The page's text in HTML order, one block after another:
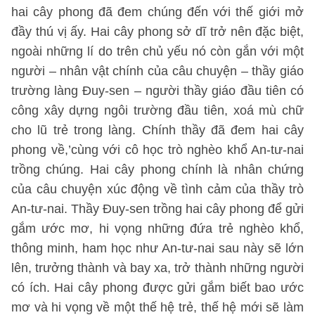
hai cây phong đã đem chúng đến với thế giới mở
đầy thú vị ấy. Hai cây phong sở dĩ trở nên đặc biệt,
ngoài những lí do trên chủ yếu nó còn gắn với một
người – nhân vật chính của câu chuyện – thầy giáo
trường làng Đuy-sen – người thầy giáo đầu tiên có
công xây dựng ngôi trường đầu tiên, xoá mù chữ
cho lũ trẻ trong làng. Chính thầy đã đem hai cây
phong về,’cùng với cô học trò nghèo khổ An-tư-nai
trồng chúng. Hai cây phong chính là nhân chứng
của câu chuyện xúc động về tình cảm của thầy trò
An-tư-nai. Thầy Đuy-sen trồng hai cây phong để gửi
gắm ước mơ, hi vọng những đứa trẻ nghèo khổ,
thông minh, ham học như An-tư-nai sau này sẽ lớn
lên, trưởng thành và bay xa, trở thành những người
có ích. Hai cây phong được gửi gắm biết bao ước
mơ và hi vọng về một thế hệ trẻ, thế hệ mới sẽ làm